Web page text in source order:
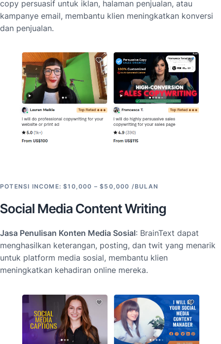
copy persuasif untuk iklan, halaman penjualan, atau
kampanye email, membantu klien meningkatkan konversi
dan penjualan.
POTENSI INCOME: $10,000 – $50,000 /BULAN
Social Media Content Writing
Jasa Penulisan Konten Media Sosial: BrainText dapat
menghasilkan keterangan, posting, dan twit yang menarik
untuk platform media sosial, membantu klien
meningkatkan kehadiran online mereka.